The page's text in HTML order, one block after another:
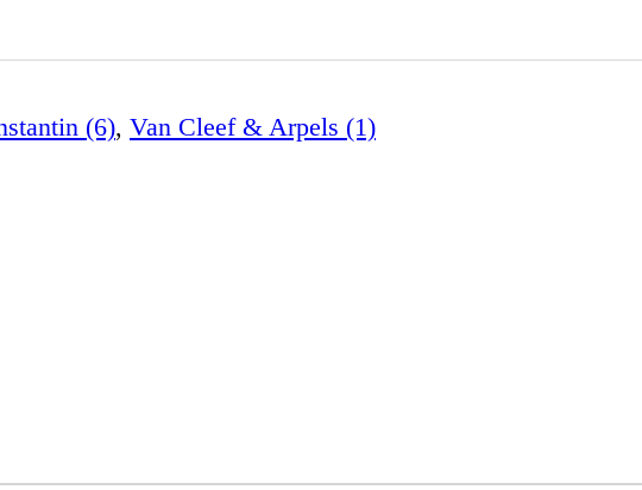
(6), Van Cleef & Arpels (1)